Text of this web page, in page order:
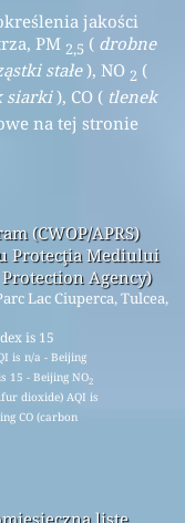
jakości
PM 2,5 ( drobne
stałe), NO 2 (
siarki), CO ( tlenek
na tej stronie
(CWOP/APRS)
Protecţia Mediului
Agency)
Lac Ciuperca, Tulcea,
is 15
is n/a - Beijing
15 - Beijing NO2
dioxide) AQI is
CO (carbon
listę